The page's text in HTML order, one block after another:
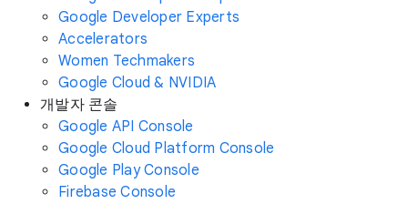
Google Developer Experts
Accelerators
Women Techmakers
Google Cloud & NVIDIA
개발자 콘솔
Google API Console
Google Cloud Platform Console
Google Play Console
Firebase Console